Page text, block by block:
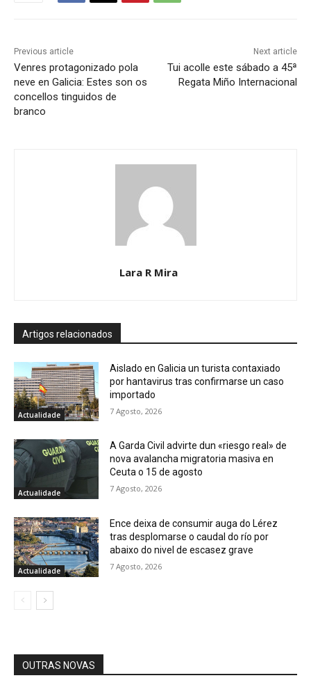
Previous article
Venres protagonizado pola
neve en Galicia: Estes son os
concellos tinguidos de
branco
Next article
Tui acolle este sábado a 45ª
Regata Miño Internacional
Lara R Mira
Artigos relacionados
Actualidade
Aislado en Galicia un turista contaxiado
por hantavirus tras confirmarse un caso
importado
7 Agosto, 2026
Actualidade
A Garda Civil advirte dun «riesgo real» de
nova avalancha migratoria masiva en
Ceuta o 15 de agosto
7 Agosto, 2026
Actualidade
Ence deixa de consumir auga do Lérez
tras desplomarse o caudal do río por
abaixo do nivel de escasez grave
7 Agosto, 2026
OUTRAS NOVAS